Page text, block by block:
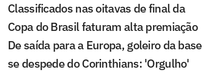
Classificados nas oitavas de final da
Copa do Brasil faturam alta premiação
De saída para a Europa, goleiro da base
se despede do Corinthians: 'Orgulho'